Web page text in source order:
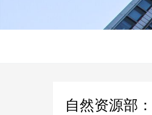
自然资源部